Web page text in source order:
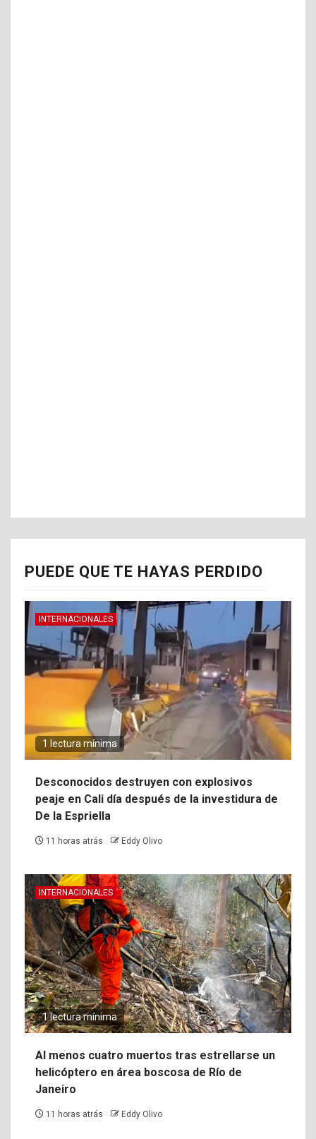
PUEDE QUE TE HAYAS PERDIDO
INTERNACIONALES
1 lectura mínima
Desconocidos destruyen con explosivos
peaje en Cali día después de la investidura de
De la Espriella
11 horas atrás Eddy Olivo
INTERNACIONALES
1 lectura mínima
Al menos cuatro muertos tras estrellarse un
helicóptero en área boscosa de Río de
Janeiro
11 horas atrás Eddy Olivo